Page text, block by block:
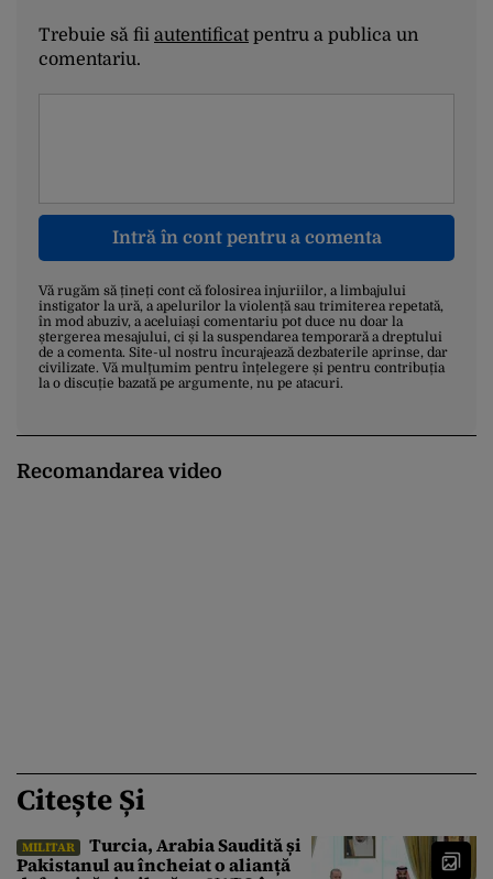
Trebuie să fii autentificatpentru a publica un
comentariu.
Intră în cont pentru a comenta
Vă rugăm să țineți cont că folosirea injuriilor, a limbajului
instigator la ură, a apelurilor la violență sau trimiterea repetată,
în mod abuziv, a aceluiași comentariu pot duce nu doar la
ștergerea mesajului, ci și la suspendarea temporară a dreptului
de a comenta. Site-ul nostru încurajează dezbaterile aprinse, dar
civilizate. Vă mulțumim pentru înțelegere și pentru contribuția
la o discuție bazată pe argumente, nu pe atacuri.
Recomandarea video
Citește Și
MILITAR
Turcia, Arabia Saudită și
Pakistanul au încheiat o alianță